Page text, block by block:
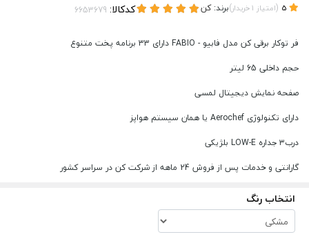
(امتیاز 1خریدار)برند:کن کدکالا:
فر توکار برقی کن مدل فابیو - FABIO دارای 33 برنامه پخت متنوع
حجم داخلی 65 لیتر
صفحه نمایش دیجیتال لمسی
دارای تکنولوژی Aerochef یا همان سیستم هواپز
درب٣ جداره LOW-E بلژیکی
گارانتی و خدمات پس از فروش 24 ماهه از شرکت کن در سراسر کشور
انتخاب رنگ